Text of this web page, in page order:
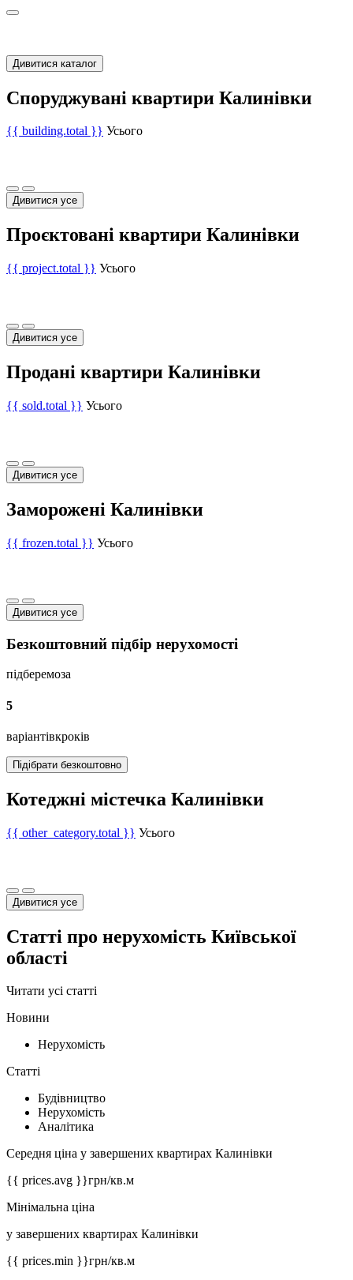
Дивитися каталог
Споруджувані квартири Калинівки
{{ building.total }} Усього
Дивитися усе
Проєктовані квартири Калинівки
{{ project.total }} Усього
Дивитися усе
Продані квартири Калинівки
{{ sold.total }} Усього
Дивитися усе
Заморожені Калинівки
{{ frozen.total }} Усього
Дивитися усе
Безкоштовний підбір нерухомості
підберемоза
5
варіантівкроків
Підібрати безкоштовно
Котеджні містечка Калинівки
{{ other_category.total }} Усього
Дивитися усе
Статті про нерухомість Київської
області
Читати усі статті
Новини
Нерухомість
Статті
Будівництво
Нерухомість
Аналітика
Середня ціна у завершених квартирах Калинівки
{{ prices.avg }}грн/кв.м
Мінімальна ціна
у завершених квартирах Калинівки
{{ prices.min }}грн/кв.м